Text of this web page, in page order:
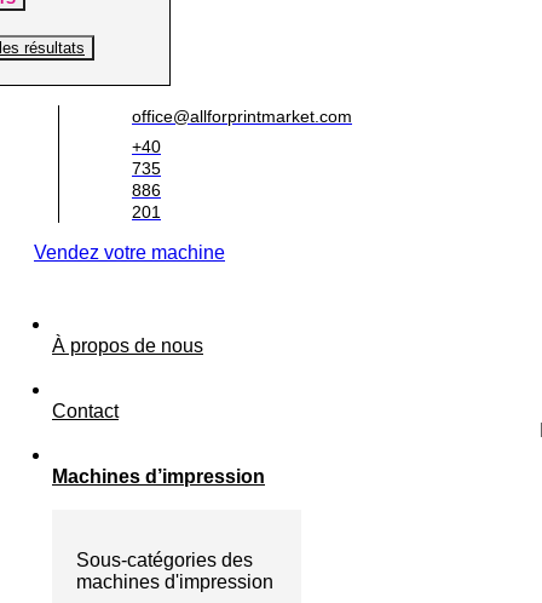
résultats
office@allforprintmarket.com
+40
735
886
201
Vendez votre machine
À propos de nous
Contact
Machines d’impression
Sous-catégories des
machines d'impression